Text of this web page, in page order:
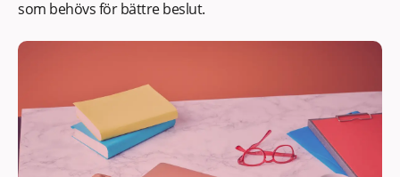
som behövs för bättre beslut.